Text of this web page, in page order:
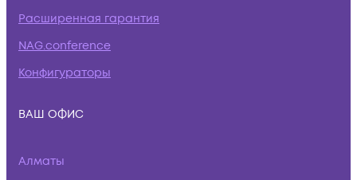
Расширенная гарантия
NAG.conference
Конфигураторы
ВАШ ОФИС
Алматы